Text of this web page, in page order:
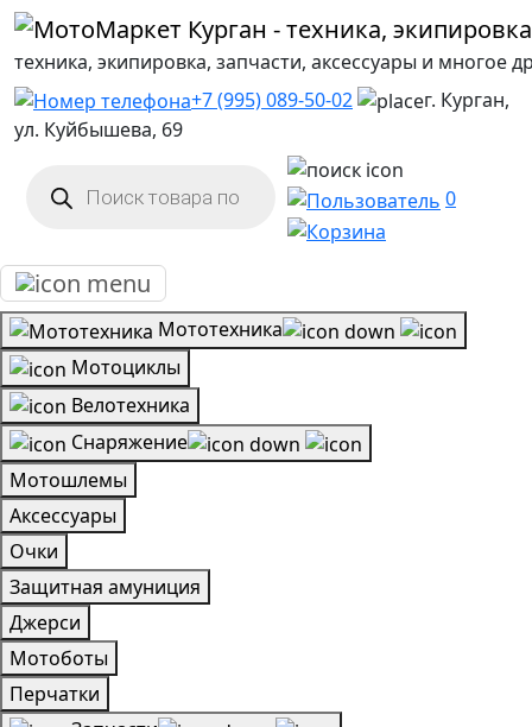
техника, экипировка, запчасти, аксессуары и многое
+7 (995) 089-50-02
г. Курган,
ул. Куйбышева, 69
товаров 0
Мототехника
Мотоциклы
Велотехника
Снаряжение
Мотошлемы
Аксессуары
Очки
Защитная амуниция
Джерси
Мотоботы
Перчатки